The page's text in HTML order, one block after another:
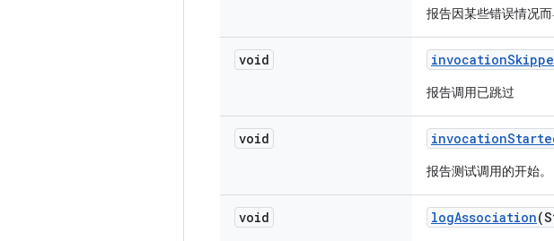
报告因某些错误情况而
void invocation
报告调用已跳过
void invocation
报告测试调用的开始。
void logAssociation